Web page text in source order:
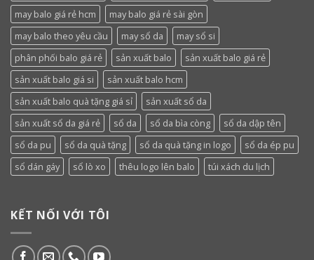
may balo giá rẻ hcm
may balo giá rẻ sài gòn
may balo theo yêu cầu
may sổ da
may sổ si
phân phối balo giá rẻ
sản xuất balo
sản xuất balo giá rẻ
sản xuất balo giá si
sản xuất balo hcm
sản xuất balo quà tặng giá sỉ
sản xuất sổ da
sản xuất sổ da giá rẻ
sổ da sổ da bìa còng
sổ da dập tên
sổ da pu
sổ da quà tặng sổ da quà tặng in logo
sổ da ép pu
sổ dán gáy
sổ lò xo thêu logo lên balo túi xách du lịch
KẾT NỐI VỚI TÔI